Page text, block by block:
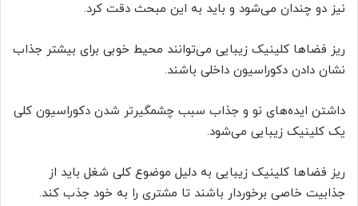
نیز دو چندان می‌شود و باید به این مبحث دقت کرد.
ریز فضاها کلینیک زیبایی می‌توانند محیط خوبی برای بیشتر جذاب
نشان دادن دکوراسیون داخلی باشند.
داشتن ایده‌های نو و جذاب سبب چشمگیرتر شدن دکوراسیون کلی
یک کلینیک زیبایی می‌شود.
ریز فضاها کلینیک زیبایی به دلیل موضوع کلی شغل باید از
جذابیت خاصی برخوردار باشند تا مشتری را به خود جذب کند.